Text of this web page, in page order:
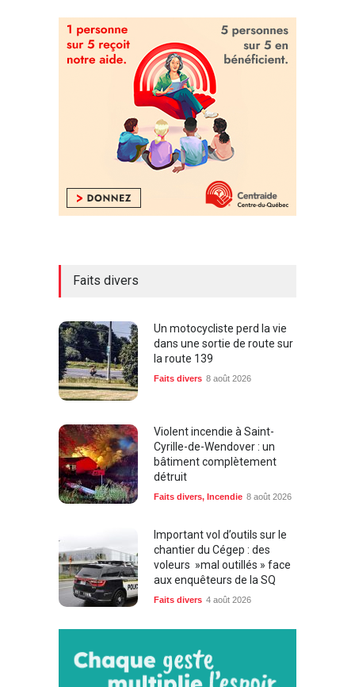
Faits divers
Un motocycliste perd la vie
dans une sortie de route sur
la route 139
Faits divers 8 août 2026
Violent incendie à Saint-
Cyrille-de-Wendover : un
bâtiment complètement
détruit
Faits divers, Incendie 8 août 2026
Important vol d’outils sur le
chantier du Cégep : des
voleurs »mal outillés » face
aux enquêteurs de la SQ
Faits divers 4 août 2026